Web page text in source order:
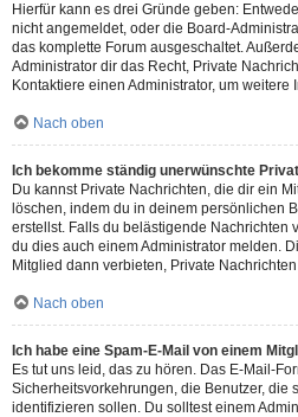
Hierfür kann es drei Gründe geben:
nicht angemeldet, oder die Board-
das komplette Forum ausgeschaltet.
Administrator dir das Recht, Private
Kontaktiere einen Administrator, um weitere
Nach oben
Ich bekomme ständig unerwünschte
Du kannst Private Nachrichten, die dir ein
löschen, indem du in deinem persönlichen
erstellst. Falls du belästigende Nachrichten
du dies auch einem Administrator melden.
Mitglied dann verbieten, Private
Nach oben
Ich habe eine Spam-E-Mail von einem
Es tut uns leid, das zu hören. Das E-Mail-
Sicherheitsvorkehrungen, die Benutzer, die
identifizieren sollen. Du solltest einem